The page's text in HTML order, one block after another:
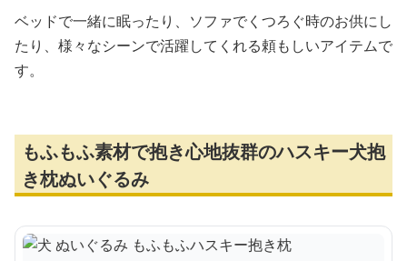
ベッドで一緒に眠ったり、ソファでくつろぐ時のお供にし
たり、様々なシーンで活躍してくれる頼もしいアイテムで
す。
もふもふ素材で抱き心地抜群のハスキー犬抱
き枕ぬいぐるみ